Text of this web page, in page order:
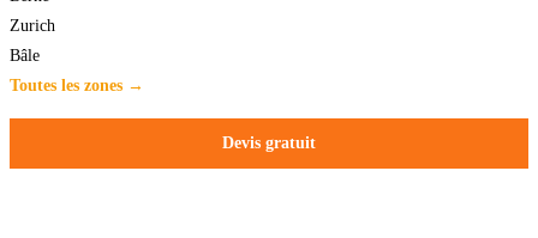
Zurich
Bâle
Toutes les zones →
Devis gratuit